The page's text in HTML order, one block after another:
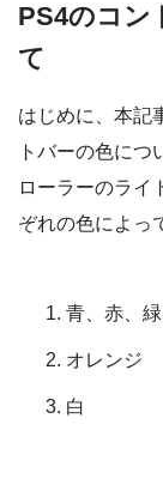
PS4のコン
て
はじめに、本記
トバーの色につ
ローラーのライ
ぞれの色によっ
青、赤、
オレンジ
白